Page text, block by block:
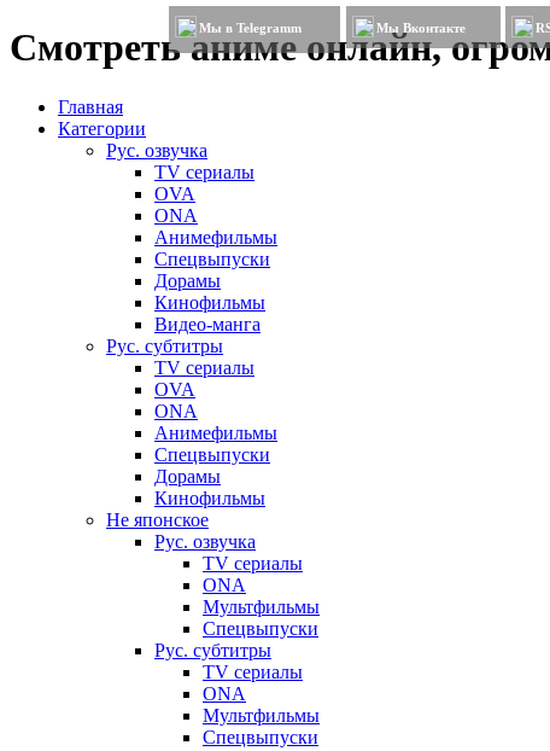
Смотреть аниме онлайн,
Мы в Telegramm Мы Вконтакте
Главная
Категории
Рус. озвучка
TV сериалы
OVA
ONA
Анимефильмы
Спецвыпуски
Дорамы
Кинофильмы
Видео-манга
Рус. субтитры
TV сериалы
OVA
ONA
Анимефильмы
Спецвыпуски
Дорамы
Кинофильмы
Не японское
Рус. озвучка
TV сериалы
ONA
Мультфильмы
Спецвыпуски
Рус. субтитры
TV сериалы
ONA
Мультфильмы
Спецвыпуски